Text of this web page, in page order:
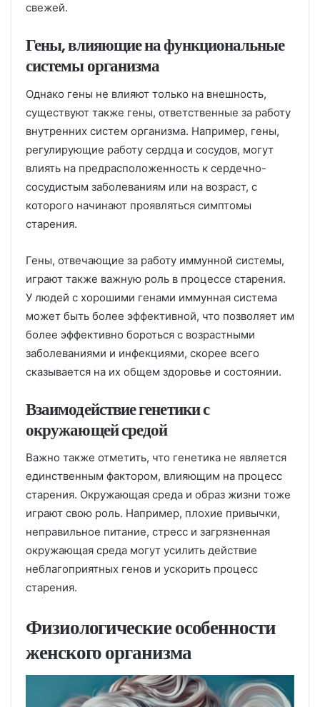
свежей.
Гены, влияющие на функциональные
системы организма
Однако гены не влияют только на внешность,
существуют также гены, ответственные за работу
внутренних систем организма. Например, гены,
регулирующие работу сердца и сосудов, могут
влиять на предрасположенность к сердечно-
сосудистым заболеваниям или на возраст, с
которого начинают проявляться симптомы
старения.
Гены, отвечающие за работу иммунной системы,
играют также важную роль в процессе старения.
У людей с хорошими генами иммунная система
может быть более эффективной, что позволяет им
более эффективно бороться с возрастными
заболеваниями и инфекциями, скорее всего
сказывается на их общем здоровье и состоянии.
Взаимодействие генетики с
окружающей средой
Важно также отметить, что генетика не является
единственным фактором, влияющим на процесс
старения. Окружающая среда и образ жизни тоже
играют свою роль. Например, плохие привычки,
неправильное питание, стресс и загрязненная
окружающая среда могут усилить действие
неблагоприятных генов и ускорить процесс
старения.
Физиологические особенности
женского организма